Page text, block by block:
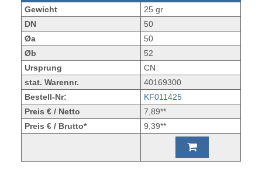
Gewicht
25 gr
DN
50
Øa
50
Øb
52
Ursprung
CN
stat. Warennr.
40169300
Bestell-Nr:
KF011425
Preis € / Netto
7,89**
Preis € / Brutto*
9,39**